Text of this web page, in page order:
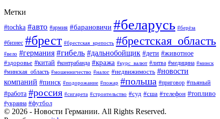
Метки
#tochka #авто #армия #барановичи #беларусь #берёза
#бизнес #брест #брестская_крепость #брестская_область
#вело #германия #гибель #дальнобойщик #дети #животное
#здоровье #китай #контрабанда #кража #курс_валют #литва #медицина #минск
#минская_область #мошенничество #налог #недвижимость #новости
компаний #пинск #подорожание #пожар #польша #приговор #пьяный
#работа #россия #сигарета #строительство #суд #сша #телефон #топливо
#украина #футбол
© 2026 - Новости Германии. All Rights Reserved.